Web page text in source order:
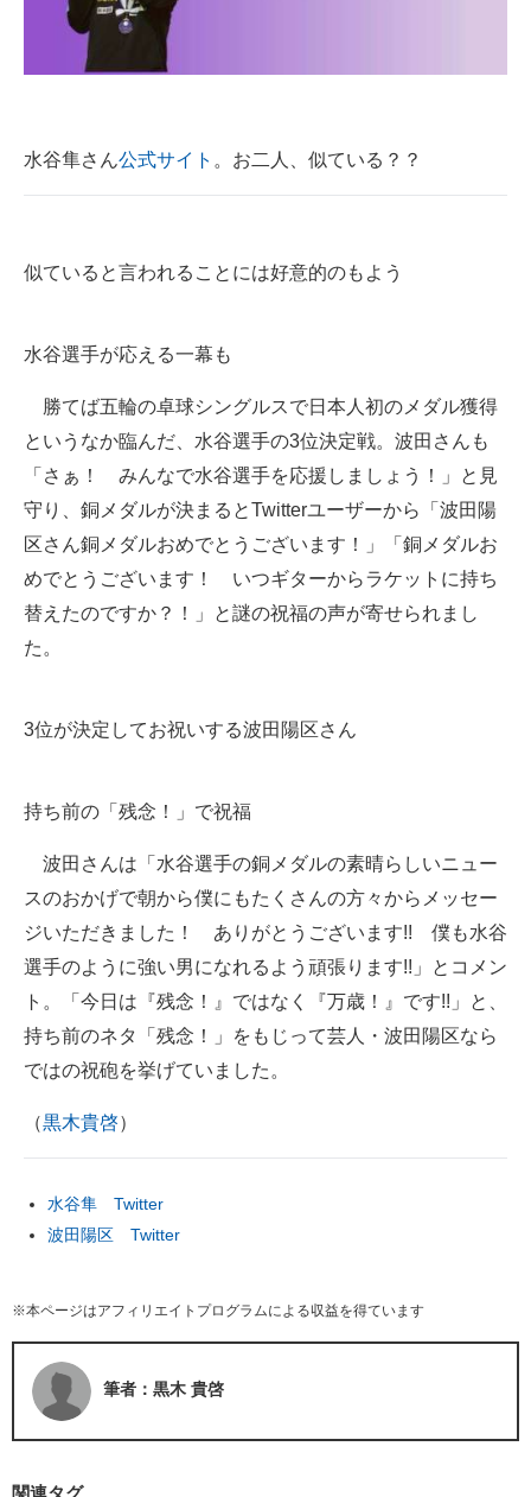
水谷隼さん公式サイト 。お二人、似ている？？
似ていると言われることには好意的のもよう
水谷選手が応える一幕も
勝てば五輪の卓球シングルスで日本人初のメダル獲得
というなか臨んだ、水谷選手の3位決定戦。波田さんも
「さぁ！ みんなで水谷選手を応援しましょう！」と見
守り、銅メダルが決まるとTwitterユーザーから「波田陽
区さん銅メダルおめでとうございます！」「銅メダルお
めでとうございます！ いつギターからラケットに持ち
替えたのですか？！」と謎の祝福の声が寄せられまし
た。
3位が決定してお祝いする波田陽区さん
持ち前の「残念！」で祝福
波田さんは「水谷選手の銅メダルの素晴らしいニュー
スのおかげで朝から僕にもたくさんの方々からメッセー
ジいただきました！ ありがとうございます!! 僕も水谷
選手のように強い男になれるよう頑張ります!!」とコメン
ト。「今日は『残念！』ではなく『万歳！』です!!」と、
持ち前のネタ「残念！」をもじって芸人・波田陽区なら
ではの祝砲を挙げていました。
（黒木貴啓）
水谷隼 Twitter
波田陽区 Twitter
※本ページはアフィリエイトプログラムによる収益を得ています
筆者：黒木 貴啓